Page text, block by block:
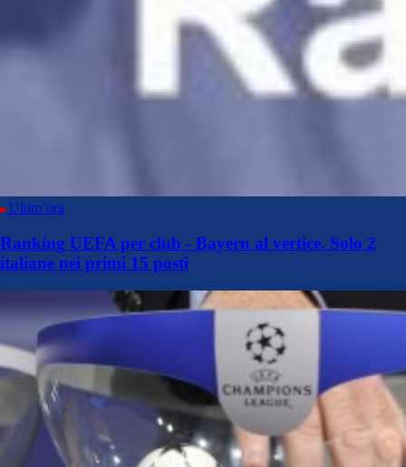
Ultim’ora
Ranking UEFA per club - Bayern al vertice. Solo 2
italiane nei primi 15 posti